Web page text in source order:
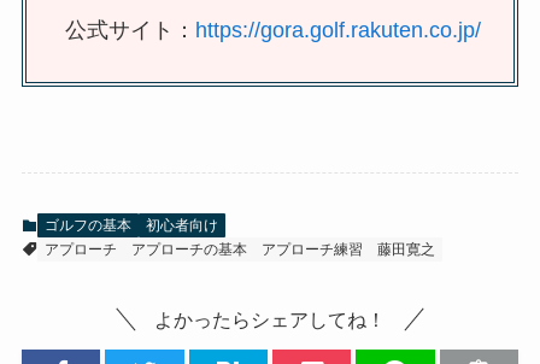
公式サイト： https://gora.golf.rakuten.co.jp/
ゴルフの基本
初心者向け
アプローチ
アプローチの基本 アプローチ練習 藤田寛之
よかったらシェアしてね！